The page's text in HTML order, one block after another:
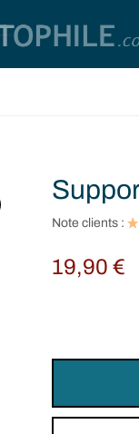
Note clients :
19,90€